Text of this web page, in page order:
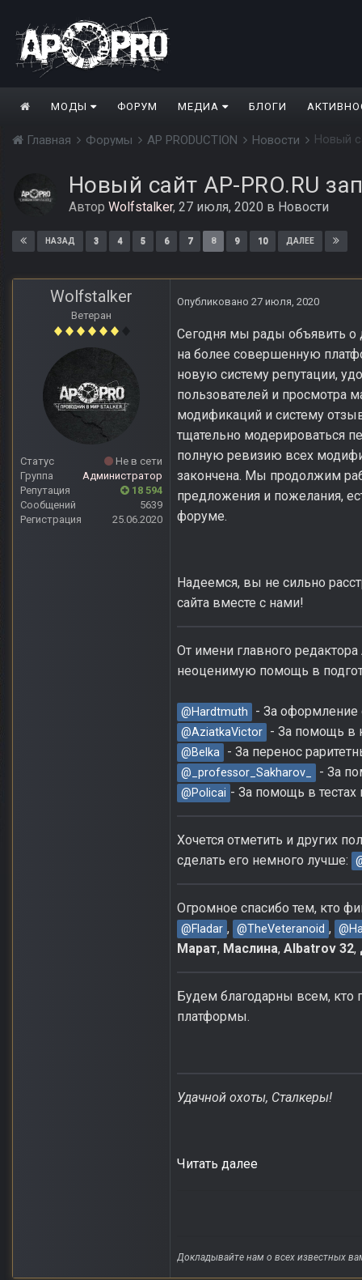
МОДЫ ФОРУМ МЕДИА БЛОГИ
Главная Форумы AP PRODUCTION Новости Новый
Новый сайт AP-PRO.RU
Автор Wolfstalker, 27 июля, 2020 в Новости
НАЗАД 3 4 5 6 7 8 9 10 ДАЛЕЕ
Wolfstalker
Ветеран
Статус
Не в сети
Группа
Администратор
Репутация
18 594
Сообщений
5639
Регистрация
25.06.2020
Опубликовано 27 июля, 2020
Сегодня мы рады объявить о
на более совершенную
новую систему репутации,
пользователей и просмотра
модификаций и систему
тщательно модерироваться
полную ревизию всех
закончена. Мы продолжим
предложения и пожелания,
форуме.
Надеемся, вы не сильно
сайта вместе с нами!
От имени главного
неоценимую помощь в
@Hardtmuth - За оформление
@AziatkaVictor - За помощь в
@Belka - За перенос
@_professor_Sakharov_ - За
@Policai - За помощь в
Хочется отметить и других
сделать его немного лучше:
Огромное спасибо тем, кто
@Fladar , @TheVeteranoid ,
Марат, Маслина, Albatrov 32,
Будем благодарны всем, кто
платформы.
Удачной охоты, Сталкеры!
Читать далее
Докладывайте нам о всех известных